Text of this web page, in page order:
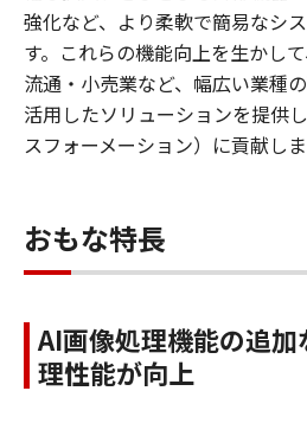
強化など、より柔軟で簡易なシ
す。これらの機能向上を生かし
流通・小売業など、幅広い業種
活用したソリューションを提供
スフォーメーション）に貢献しま
おもな特長
AI画像処理機能の追
理性能が向上